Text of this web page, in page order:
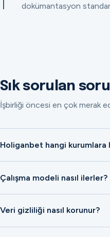
dokümantasyon
Sık sorulan
İşbirliği öncesi en çok merak
Holiganbet hangi
Çalışma modeli nasıl ilerler?
Veri gizliliği nasıl korunur?